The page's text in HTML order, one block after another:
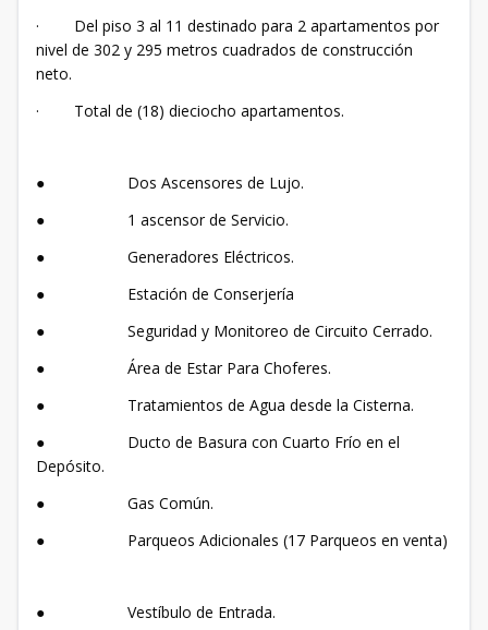
· Del piso 3 al 11 destinado para 2 apartamentos por
nivel de 302 y 295 metros cuadrados de construcción
neto.
· Total de (18) dieciocho apartamentos.
● Dos Ascensores de Lujo.
● 1 ascensor de Servicio.
● Generadores Eléctricos.
● Estación de Conserjería
● Seguridad y Monitoreo de Circuito Cerrado.
● Área de Estar Para Choferes.
● Tratamientos de Agua desde la Cisterna.
● Ducto de Basura con Cuarto Frío en el
Depósito.
● Gas Común.
● Parqueos Adicionales (17 Parqueos en venta)
● Vestíbulo de Entrada.